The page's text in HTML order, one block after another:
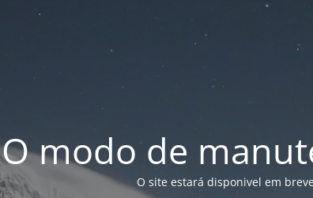
O modo de
O site estará disponivel em